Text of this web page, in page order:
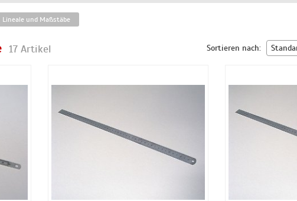
Lineale und Maßstäbe
17 Artikel Sortieren nach: